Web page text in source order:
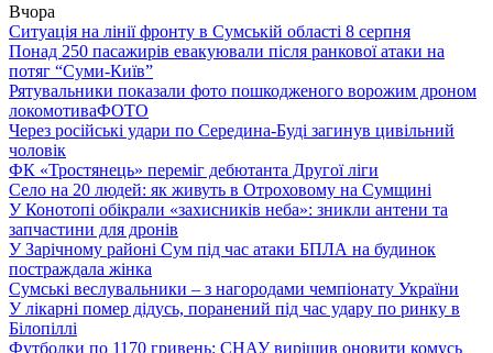
Вчора
Ситуація на лінії фронту в Сумській області 8 серпня
Понад 250 пасажирів евакуювали після ранкової атаки на
потяг “Суми-Київ”
Рятувальники показали фото пошкодженого ворожим дроном
локомотиваФОТО
Через російські удари по Середина-Буді загинув цивільний
чоловік
ФК «Тростянець» переміг дебютанта Другої ліги
Село на 20 людей: як живуть в Отроховому на Сумщині
У Конотопі обікрали «захисників неба»: зникли антени та
запчастини для дронів
У Зарічному районі Сум під час атаки БПЛА на будинок
постраждала жінка
Сумські веслувальники – з нагородами чемпіонату України
У лікарні помер дідусь, поранений під час удару по ринку в
Білопіллі
Футболки по 1170 гривень: СНАУ вирішив оновити комусь